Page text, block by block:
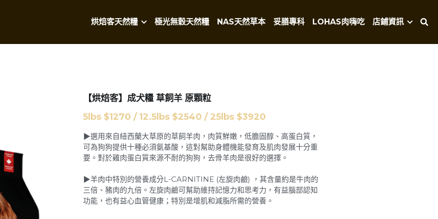
烘焙客天然糧 極光無穀天然糧 NAS天然草本 妥膳專科 LOHAS肉嗨吃 店鋪資訊
【烘焙客】成犬糧 草飼羊 原顆粒
5lbs $1270 / 12.5lbs $2540 / 25lbs $3920
▶選用來自紐西蘭大草原的草飼羊肉，肉質鮮嫩，低膽固醇、高蛋白質，
可為狗狗提供十種必須氨基酸，這對幫助身體機能發育及肌肉發展十分重
要。對於雞肉蛋白質來源不耐的狗狗，去骨羊肉是很好的選擇。
▶羊肉中特別的營養成分L-CARNITINE (左旋肉鹼) ，其含量約是牛肉的
三倍、豬肉的九倍。左旋肉鹼可幫助維持記憶力和思考力，有益腦部認知
功能，也有益心血管健康；特別是增肌和減脂所需的營養。